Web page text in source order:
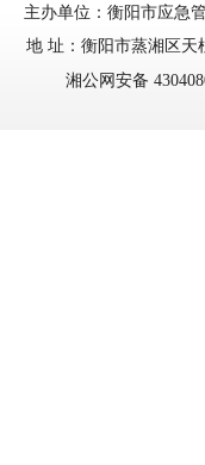
主办单位：衡阳市应急
地 址：衡阳市蒸湘区天
湘公网安备